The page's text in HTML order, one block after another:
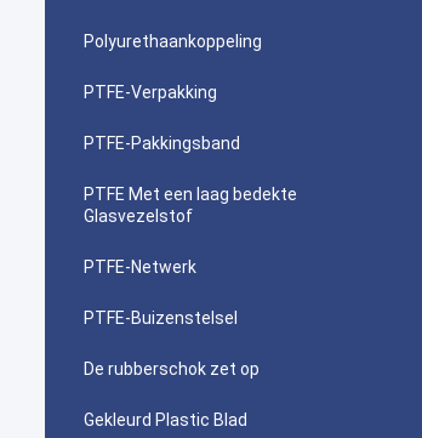
Polyurethaankoppeling
PTFE-Verpakking
PTFE-Pakkingsband
PTFE Met een laag bedekte
Glasvezelstof
PTFE-Netwerk
PTFE-Buizenstelsel
De rubberschok zet op
Gekleurd Plastic Blad